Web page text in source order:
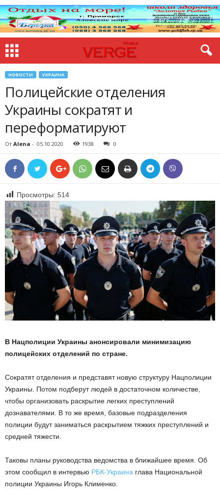
НОВОСТИ УКРАИНА
Полицейские отделения
Украины сократят и
переформатируют
От Alena - 05.10.2020 1938 0
Просмотры: 514
В Нацполиции Украины анонсировали минимизацию
полицейских отделений по стране.
Сократят отделения и представят новую структуру Нацполиции
Украины. Потом подберут людей в достаточном количестве,
чтобы организовать раскрытие легких преступлений
дознавателями. В то же время, базовые подразделения
полиции будут заниматься раскрытием тяжких преступлений и
средней тяжести.
Таковы планы руководства ведомства в ближайшее время. Об
этом сообщил в интервью РБК-Украина глава Национальной
полиции Украины Игорь Клименко.